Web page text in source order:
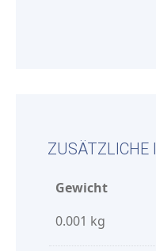
ZUSÄTZLICHE
Gewicht
0.001 kg